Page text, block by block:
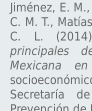
Jiménez, E.
C. M. T.,
C. L.
principales
Mexicana
Secretaría